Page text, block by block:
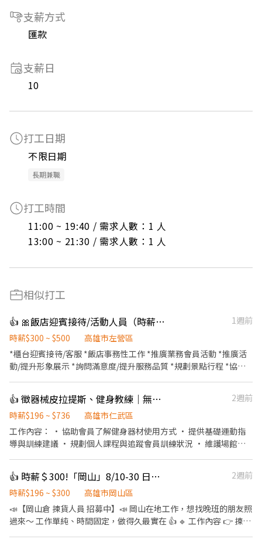
支薪方式
匯款
支薪日
10
打工日期
不限日期
長期兼職
打工時間
11:00 ~ 19:40 / 需求人數：1 人
13:00 ~ 21:30 / 需求人數：1 人
相似打工
👍 🎀飯店迎賓接待/活動人員（時薪300-500含獎金)另徵飯店優質清潔房務
1週前
時薪$300 ~ $500
高雄市左營區
*櫃台迎賓接待/客服 *飯店事務性工作 *推廣業務會員活動 *推廣活
動/提升形象展示 *詢問滿意度/提升服務品質 *規劃景點行程 *協助
👍 徵器械皮拉提斯、健身教練｜無經驗可培訓｜完整教育訓練體系
2週前
時薪$196 ~ $736
高雄市仁武區
工作內容： • 協助會員了解健身器材使用方式 • 提供基礎運動指
導與訓練建議 • 規劃個人課程與追蹤會員訓練狀況 • 維護場館環
教練、體適能相關證照者佳 歡迎無經驗者加入，只要你對健身有熱
忱、願意學習，公司將提供完整教育訓練體系，內容涵蓋解剖學、
運動力學、訓練設計、教學技巧與會員溝通，並協助規劃證照考取
方向，讓你從初學者逐步培養成具備專業實力的健身教練
👍 時薪＄300!「岡山」8/10-30 日領！理貨人員！
2週前
時薪$196 ~ $300
高雄市岡山區
📣【岡山倉 揀貨人員 招募中】📣 岡山在地工作，想找晚班的朋友照
過來～ 工作單純、時間固定，做得久最實在 👍 🔹 工作內容 👉 揀